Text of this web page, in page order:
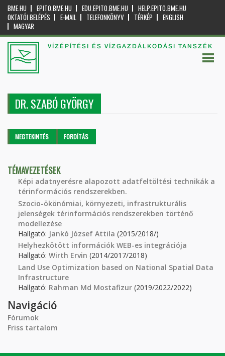
BME.HU EPITO.BME.HU EDU.EPITO.BME.HU
HELP.EPITO.BME.HU
OKTATÓI BELÉPÉS
E-MAIL TELEFONKÖNYV TÉRKÉP
ENGLISH
MAGYAR
VÍZÉPÍTÉSI ÉS VÍZGAZDÁLKODÁSI TANSZÉK
DR. SZABÓ GYÖRGY
Elsődleges fülek
MEGTEKINTÉS (AKTÍVFORDÍTÁS
TÉMAVEZETÉSEK
Képi adatnyerésre alapozott adatfeltöltési technikák a
térinformációs rendszerekben.
Szocio-ökönómiai, környezeti, infrastrukturális
jelenségek térinformációs rendszerekben történő
modellezése
Hallgató: Jankó József Attila (2015/2018/)
Helyhezkötött információk WEB-es integrációja
Hallgató: Wirth Ervin (2014/2017/2018)
Land Use Optimization based on National Spatial Data
Infrastructure
Hallgató: Rahman Md Mostafizur (2019/2022/2022)
Navigáció
Fórumok
Friss tartalom